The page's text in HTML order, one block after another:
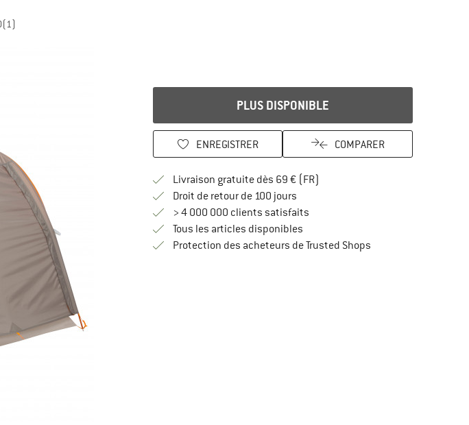
(1)
PLUS DISPONIBLE
ENREGISTRER COMPARER
Livraison gratuite dès 69 € (FR)
Droit de retour de 100 joursTrouve les informations de
> 4 000 000 clients satisfaits
Tous les articles disponibles
Protection des acheteurs de Trusted ShopsTrouve toutes les